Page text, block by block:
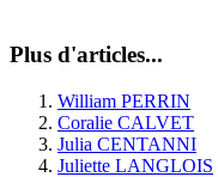
Plus d'articles...
William PERRIN
Coralie CALVET
Julia CENTANNI
Juliette LANGLOIS